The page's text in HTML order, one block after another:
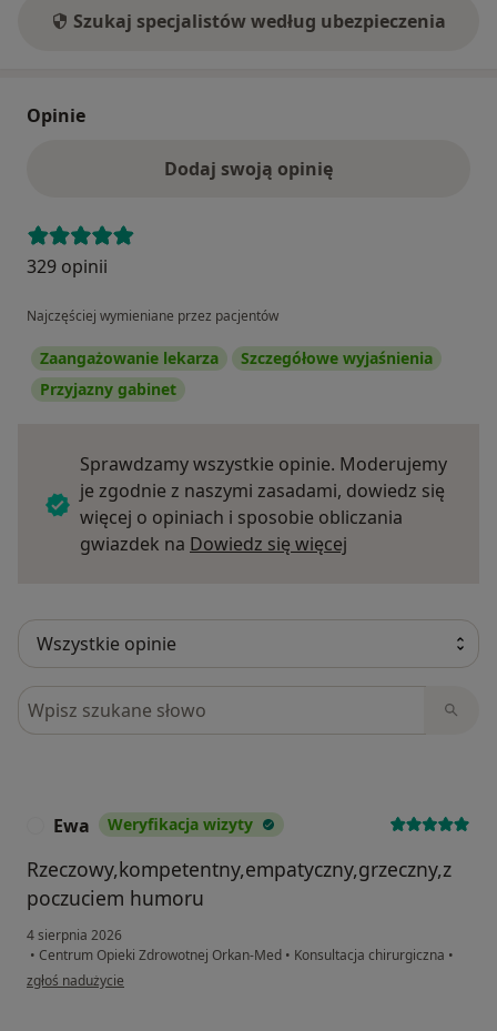
Szukaj specjalistów według ubezpieczenia
Opinie
Dodaj swoją opinię
329 opinii
Najczęściej wymieniane przez pacjentów
Zaangażowanie lekarza
Szczegółowe wyjaśnienia
Przyjazny gabinet
Sprawdzamy wszystkie opinie. Moderujemy
je zgodnie z naszymi zasadami, dowiedz się
więcej o opiniach i sposobie obliczania
gwiazdek na Dowiedz się więcej
Szukaj w opiniach
Ewa Weryfikacja wizyty
Rzeczowy,kompetentny,empatyczny,grzeczny,z
poczuciem humoru
4 sierpnia 2026
• Centrum Opieki Zdrowotnej Orkan-Med • Konsultacja chirurgiczna •
w opinii użytkownika Ewa
zgłoś nadużycie